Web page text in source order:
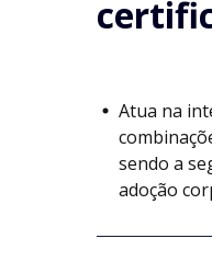
Atua na
sendo a
adoção